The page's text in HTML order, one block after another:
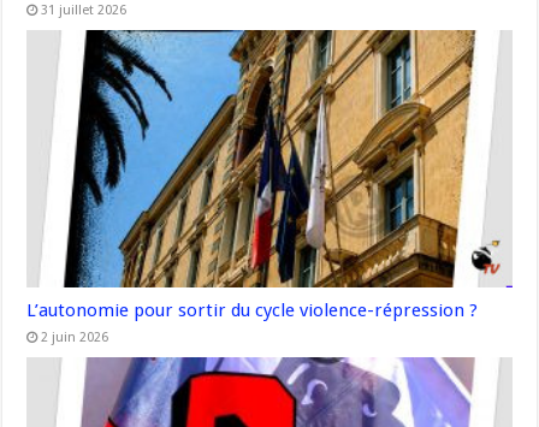
31 juillet 2026
L’autonomie pour sortir du cycle violence-répression ?
2 juin 2026